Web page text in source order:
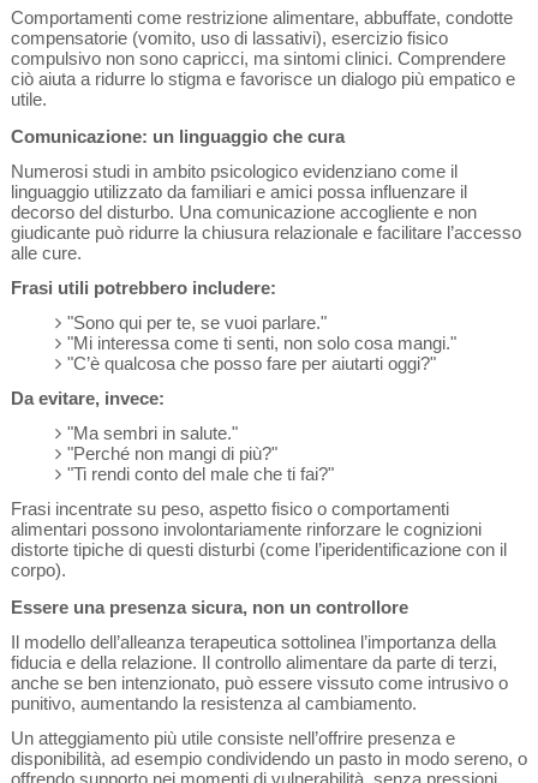
Comportamenti come restrizione alimentare, abbuffate, condotte
compensatorie (vomito, uso di lassativi), esercizio fisico
compulsivo non sono capricci, ma sintomi clinici. Comprendere
ciò aiuta a ridurre lo stigma e favorisce un dialogo più empatico e
utile.
Comunicazione: un linguaggio che cura
Numerosi studi in ambito psicologico evidenziano come il
linguaggio utilizzato da familiari e amici possa influenzare il
decorso del disturbo. Una comunicazione accogliente e non
giudicante può ridurre la chiusura relazionale e facilitare l’accesso
alle cure.
Frasi utili potrebbero includere:
"Sono qui per te, se vuoi parlare."
"Mi interessa come ti senti, non solo cosa mangi."
"C’è qualcosa che posso fare per aiutarti oggi?"
Da evitare, invece:
"Ma sembri in salute."
"Perché non mangi di più?"
"Ti rendi conto del male che ti fai?"
Frasi incentrate su peso, aspetto fisico o comportamenti
alimentari possono involontariamente rinforzare le cognizioni
distorte tipiche di questi disturbi (come l’iperidentificazione con il
corpo).
Essere una presenza sicura, non un controllore
Il modello dell’alleanza terapeutica sottolinea l’importanza della
fiducia e della relazione. Il controllo alimentare da parte di terzi,
anche se ben intenzionato, può essere vissuto come intrusivo o
punitivo, aumentando la resistenza al cambiamento.
Un atteggiamento più utile consiste nell’offrire presenza e
disponibilità, ad esempio condividendo un pasto in modo sereno, o
offrendo supporto nei momenti di vulnerabilità, senza pressioni.